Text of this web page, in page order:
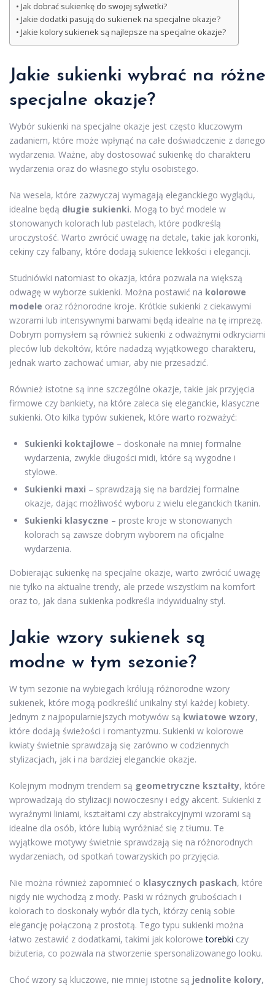
Jak dobrać sukienkę do swojej sylwetki?
Jakie dodatki pasują do sukienek na specjalne okazje?
Jakie kolory sukienek są najlepsze na specjalne okazje?
Jakie sukienki wybrać na różne
specjalne okazje?
Wybór sukienki na specjalne okazje jest często kluczowym
zadaniem, które może wpłynąć na całe doświadczenie z danego
wydarzenia. Ważne, aby dostosować sukienkę do charakteru
wydarzenia oraz do własnego stylu osobistego.
Na wesela, które zazwyczaj wymagają eleganckiego wyglądu,
idealne będą długie sukienki. Mogą to być modele w
stonowanych kolorach lub pastelach, które podkreślą
uroczystość. Warto zwrócić uwagę na detale, takie jak koronki,
cekiny czy falbany, które dodają sukience lekkości i elegancji.
Studniówki natomiast to okazja, która pozwala na większą
odwagę w wyborze sukienki. Można postawić na kolorowe
modele oraz różnorodne kroje. Krótkie sukienki z ciekawymi
wzorami lub intensywnymi barwami będą idealne na tę imprezę.
Dobrym pomysłem są również sukienki z odważnymi odkryciami
pleców lub dekoltów, które nadadzą wyjątkowego charakteru,
jednak warto zachować umiar, aby nie przesadzić.
Również istotne są inne szczególne okazje, takie jak przyjęcia
firmowe czy bankiety, na które zaleca się eleganckie, klasyczne
sukienki. Oto kilka typów sukienek, które warto rozważyć:
Sukienki koktajlowe – doskonałe na mniej formalne
wydarzenia, zwykle długości midi, które są wygodne i
stylowe.
Sukienki maxi – sprawdzają się na bardziej formalne
okazje, dając możliwość wyboru z wielu eleganckich tkanin.
Sukienki klasyczne – proste kroje w stonowanych
kolorach są zawsze dobrym wyborem na oficjalne
wydarzenia.
Dobierając sukienkę na specjalne okazje, warto zwrócić uwagę
nie tylko na aktualne trendy, ale przede wszystkim na komfort
oraz to, jak dana sukienka podkreśla indywidualny styl.
Jakie wzory sukienek są
modne w tym sezonie?
W tym sezonie na wybiegach królują różnorodne wzory
sukienek, które mogą podkreślić unikalny styl każdej kobiety.
Jednym z najpopularniejszych motywów są kwiatowe wzory,
które dodają świeżości i romantyzmu. Sukienki w kolorowe
kwiaty świetnie sprawdzają się zarówno w codziennych
stylizacjach, jak i na bardziej eleganckie okazje.
Kolejnym modnym trendem są geometryczne kształty, które
wprowadzają do stylizacji nowoczesny i edgy akcent. Sukienki z
wyraźnymi liniami, kształtami czy abstrakcyjnymi wzorami są
idealne dla osób, które lubią wyróżniać się z tłumu. Te
wyjątkowe motywy świetnie sprawdzają się na różnorodnych
wydarzeniach, od spotkań towarzyskich po przyjęcia.
Nie można również zapomnieć o klasycznych paskach, które
nigdy nie wychodzą z mody. Paski w różnych grubościach i
kolorach to doskonały wybór dla tych, którzy cenią sobie
elegancję połączoną z prostotą. Tego typu sukienki można
łatwo zestawić z dodatkami, takimi jak kolorowetorebki czy
biżuteria, co pozwala na stworzenie spersonalizowanego looku.
Choć wzory są kluczowe, nie mniej istotne są jednolite kolory,